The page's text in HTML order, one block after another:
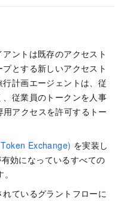
ントは既存のアクセスト
とする新しいアクセスト
計画エージェントは、従
従業員のトークンを人事
アクセスを許可するトー
Exchange) を実装し
効になっているすべての
ているグラントフローに